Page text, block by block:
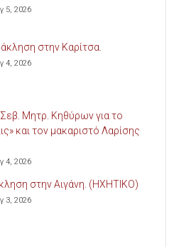
5, 2026
στην Καρίτσα.
4, 2026
Μητρ. Κηθύρων για το
και τον μακαριστό Λαρίσης
4, 2026
στην Αιγάνη. (ΗΧΗΤΙΚΟ)
3, 2026